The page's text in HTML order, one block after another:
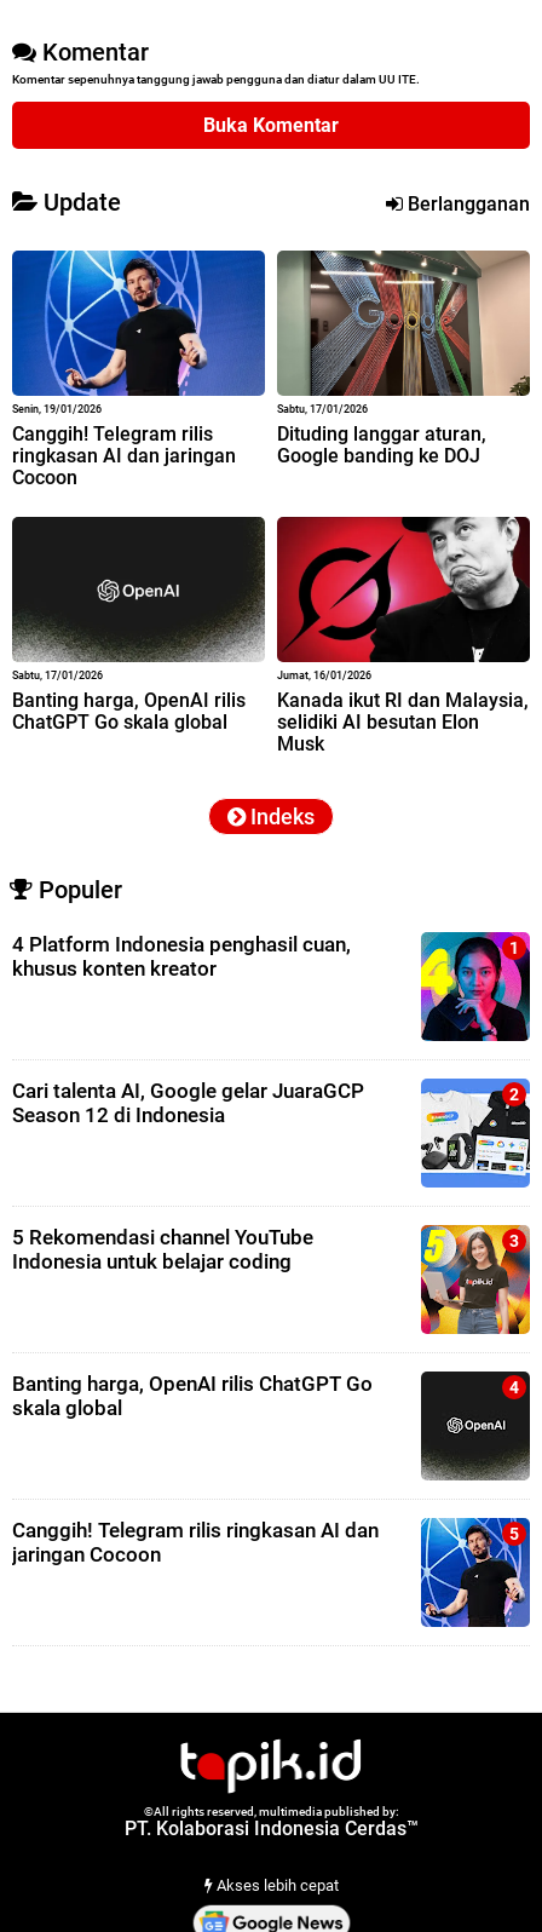
Komentar
Komentar sepenuhnya tanggung jawab pengguna dan diatur dalam UU ITE.
Buka Komentar
Update Berlangganan
Senin, 19/01/2026
Canggih! Telegram rilis
ringkasan AI dan jaringan
Cocoon
Sabtu, 17/01/2026
Dituding langgar aturan,
Google banding ke DOJ
Sabtu, 17/01/2026
Banting harga, OpenAI rilis
ChatGPT Go skala global
Jumat, 16/01/2026
Kanada ikut RI dan Malaysia,
selidiki AI besutan Elon
Musk
Indeks
Populer
4 Platform Indonesia penghasil cuan,
khusus konten kreator
Cari talenta AI, Google gelar JuaraGCP
Season 12 di Indonesia
5 Rekomendasi channel YouTube
Indonesia untuk belajar coding
Banting harga, OpenAI rilis ChatGPT Go
skala global
Canggih! Telegram rilis ringkasan AI dan
jaringan Cocoon
©All rights reserved, multimedia published by:
PT. Kolaborasi Indonesia Cerdas™
Akses lebih cepat